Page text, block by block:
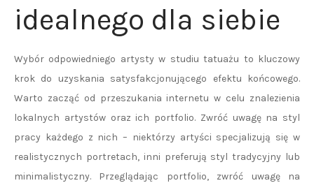
idealnego dla siebie
Wybór odpowiedniego artysty w studiu tatuażu to kluczowy
krok do uzyskania satysfakcjonującego efektu końcowego.
Warto zacząć od przeszukania internetu w celu znalezienia
lokalnych artystów oraz ich portfolio. Zwróć uwagę na styl
pracy każdego z nich – niektórzy artyści specjalizują się w
realistycznych portretach, inni preferują styl tradycyjny lub
minimalistyczny. Przeglądając portfolio, zwróć uwagę na